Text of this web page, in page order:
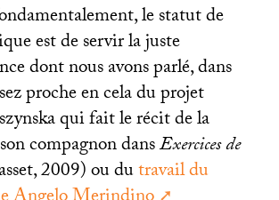
le statut de
est de servir la juste
dont nous avons parlé, dans
proche en cela du projet
qui fait le récit de la
compagnon dansExercices de
2009) ou dutravail du